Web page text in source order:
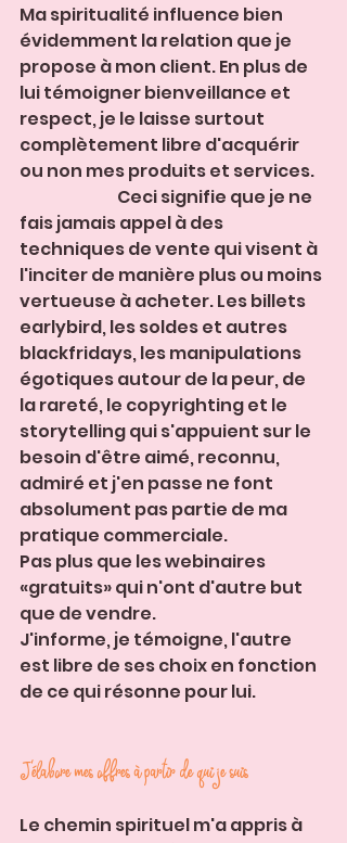
Ma spiritualité influence bien
évidemment la relation que je
propose à mon client. En plus de
lui témoigner bienveillance et
respect, je le laisse surtout
complètement libre d'acquérir
ou non mes produits et services.
                              Ceci signifie que je ne
fais jamais appel à des
techniques de vente qui visent à
l'inciter de manière plus ou moins
vertueuse à acheter. Les billets
earlybird, les soldes et autres
blackfridays, les manipulations
égotiques autour de la peur, de
la rareté, le copyrighting et le
storytelling qui s'appuient sur le
besoin d'être aimé, reconnu,
admiré et j'en passe ne font
absolument pas partie de ma
pratique commerciale.
Pas plus que les webinaires
«gratuits» qui n'ont d'autre but
que de vendre.
J'informe, je témoigne, l'autre
est libre de ses choix en fonction
de ce qui résonne pour lui.
J'élabore mes offres à partir de qui je suis
Le chemin spirituel m'a appris à